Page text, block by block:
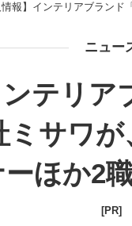
情報】インテリアブラン
ニュー
ンテリ
ミサワ
ーほか2
[PR]